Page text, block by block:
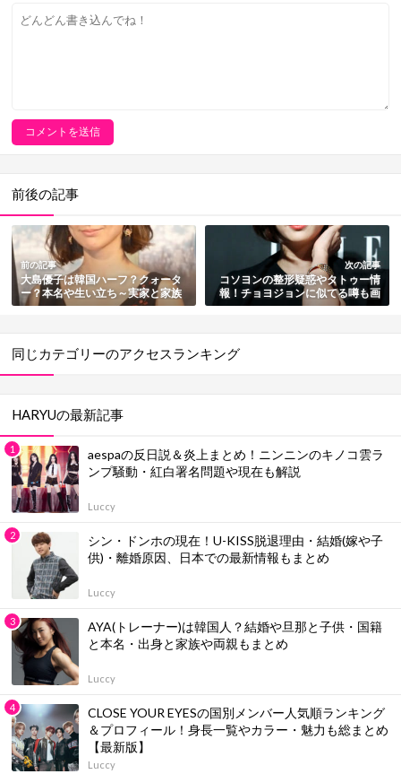
前後の記事
前の記事
大島優子は韓国ハーフ？クォータ
ー？本名や生い立ち～実家と家族
まとめ
次の記事
コソヨンの整形疑惑やタトゥー情
報！チョヨジョンに似てる噂も画
像で検証
同じカテゴリーのアクセスランキング
HARYUの最新記事
aespaの反日説＆炎上まとめ！ニンニンのキノコ雲ラ
ンプ騒動・紅白署名問題や現在も解説
Luccy
シン・ドンホの現在！U-KISS脱退理由・結婚(嫁や子
供)・離婚原因、日本での最新情報もまとめ
Luccy
AYA(トレーナー)は韓国人？結婚や旦那と子供・国籍
と本名・出身と家族や両親もまとめ
Luccy
CLOSE YOUR EYESの国別メンバー人気順ランキング
＆プロフィール！身長一覧やカラー・魅力も総まとめ
【最新版】
Luccy